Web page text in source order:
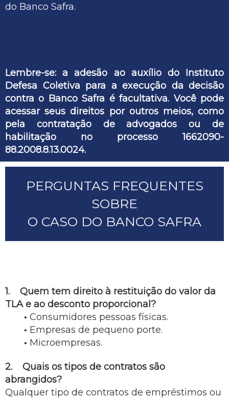
do Banco Safra.
Lembre-se: a adesão ao auxílio do Instituto
Defesa Coletiva para a execução da decisão
contra o Banco Safra é facultativa. Você pode
acessar seus direitos por outros meios, como
pela contratação de advogados ou de
habilitação no processo 1662090-
88.2008.8.13.0024.
PERGUNTAS FREQUENTES
SOBRE
O CASO DO BANCO SAFRA
1. Quem tem direito à restituição do valor da
TLA e ao desconto proporcional?
Consumidores pessoas físicas.
Empresas de pequeno porte.
Microempresas.
2. Quais os tipos de contratos são
abrangidos?
Qualquer tipo de contratos de empréstimos ou